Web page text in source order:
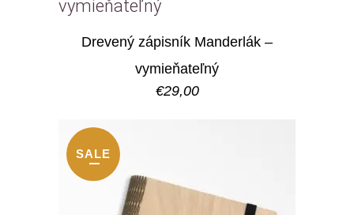
Drevený zápisník Manderlák –
vymieňateľný
€29,00
SALE